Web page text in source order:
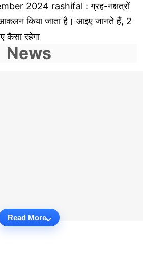
2024 rashifal : ग्रह-नक्षत्रों
किया जाता है। आइए जानते हैं, 2
कैसा रहेगा
Read More